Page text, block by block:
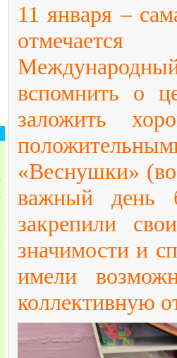
11 января –
вспомнить о
заложить
«Веснушки»
важный день
закрепили
значимости и
имели
коллективную